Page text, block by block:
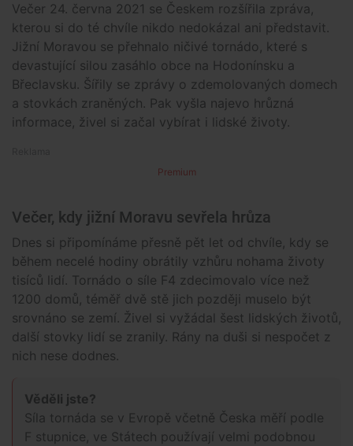
Večer 24. června 2021 se Českem rozšířila zpráva,
kterou si do té chvíle nikdo nedokázal ani představit.
Jižní Moravou se přehnalo ničivé tornádo, které s
devastující silou zasáhlo obce na Hodonínsku a
Břeclavsku. Šířily se zprávy o zdemolovaných domech
a stovkách zraněných. Pak vyšla najevo hrůzná
informace, živel si začal vybírat i lidské životy.
Premium
Večer, kdy jižní Moravu sevřela hrůza
Dnes si připomínáme přesně pět let od chvíle, kdy se
během necelé hodiny obrátily vzhůru nohama životy
tisíců lidí. Tornádo o síle F4 zdecimovalo více než
1200 domů, téměř dvě stě jich později muselo být
srovnáno se zemí. Živel si vyžádal šest lidských životů,
další stovky lidí se zranily. Rány na duši si nespočet z
nich nese dodnes.
Věděli jste?
Síla tornáda se v Evropě včetně Česka měří podle
F stupnice, ve Státech používají velmi podobnou